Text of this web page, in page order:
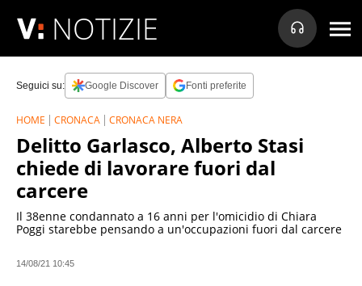
NOTIZIE
Seguici su: Google Discover Fonti preferite
HOME CRONACA CRONACA NERA
Delitto Garlasco, Alberto Stasi
chiede di lavorare fuori dal
carcere
Il 38enne condannato a 16 anni per l'omicidio di Chiara
Poggi starebbe pensando a un'occupazioni fuori dal carcere
14/08/21 10:45